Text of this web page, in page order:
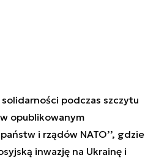
podczas szczytu
opublikowanym
i rządów NATO’’, gdzie
inwazję na Ukrainę i